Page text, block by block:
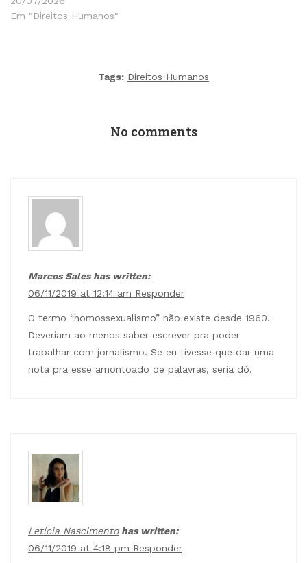
Em "Direitos Humanos"
Tags: Direitos Humanos
No comments
Marcos Sales has written:
06/11/2019 at 12:14 am Responder
O termo “homossexualismo” não existe desde 1960.
Deveriam ao menos saber escrever pra poder
trabalhar com jornalismo. Se eu tivesse que dar uma
nota pra esse amontoado de palavras, seria dó.
Letícia Nascimentohas written:
06/11/2019 at 4:18 pm Responder